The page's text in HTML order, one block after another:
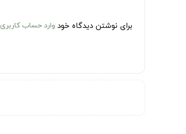
برای نوشتن دیدگاه خود وارد حساب کاربری